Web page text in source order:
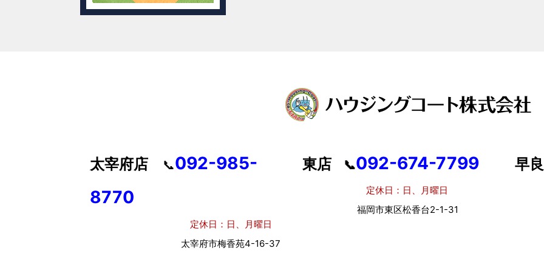
太宰府店 📞092-985-
8770
定休日：日、月曜日
太宰府市梅香苑4-16-37
東店 📞092-674-7799
定休日：日、月曜日
福岡市東区松香台2-1-31
早